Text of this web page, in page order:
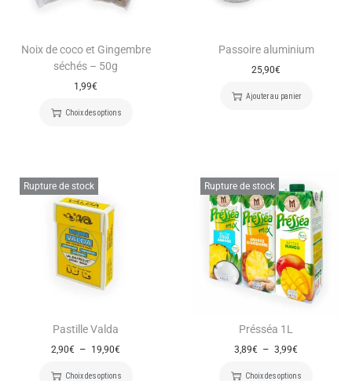
Noix de coco et Gingembre
séchés – 50g
1,99€
Choix des options
Passoire aluminium
25,90€
Ajouter au panier
Rupture de stock
Pastille Valda
2,90€ – 19,90€
Choix des options
Rupture de stock
Présséa 1L
3,89€ – 3,99€
Choix des options